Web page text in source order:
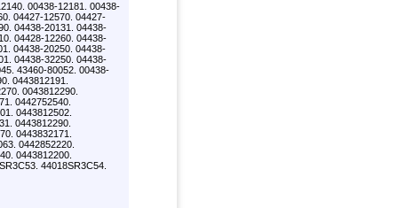
00438-12181. 00438-
04427-12570. 04427-
04438-20131. 04438-
04428-12260. 04438-
04438-20250. 04438-
04438-32250. 04438-
43460-80052. 00438-
0443812191.
0043812290.
0442752540.
0443812502.
0443812290.
0443832171.
0442852220.
0443812200.
44018SR3C54.